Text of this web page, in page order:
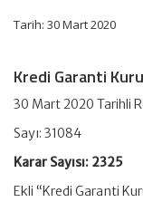
Tarih: 30 Mart 2020
Kredi Garanti
30 Mart 2020 Tarihli
Sayı: 31084
Karar Sayısı: 2325
Ekli “Kredi Garanti